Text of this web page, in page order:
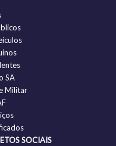
SA
Militar
SOCIAIS